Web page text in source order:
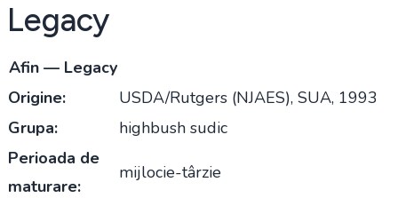
Legacy
Afin — Legacy
Origine:
USDA/Rutgers (NJAES), SUA, 1993
Grupa:
highbush sudic
Perioada de
maturare:
mijlocie-târzie